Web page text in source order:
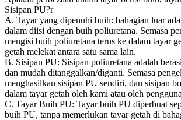
Sisipan PU?r
A. Tayar yang dipenuhi buih: bahagian luar
dalam diisi dengan buih poliuretana. Semasa
mengisi buih poliuretana terus ke dalam tayar
getah melekat antara satu sama lain.
B. Sisipan PU: Sisipan poliuretana adalah
dan mudah ditanggalkan/diganti. Semasa
menghasilkan sisipan PU sendiri, dan sisipan
dalam tayar getah oleh kami atau oleh
C. Tayar Buih PU: Tayar buih PU diperbuat
buih PU, tanpa memerlukan tayar getah di